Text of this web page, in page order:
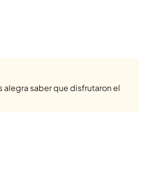
alegra saber que disfrutaron el